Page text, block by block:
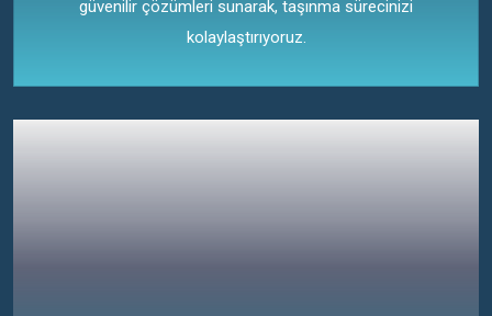
güvenilir çözümleri sunarak, taşınma sürecinizi
kolaylaştırıyoruz.